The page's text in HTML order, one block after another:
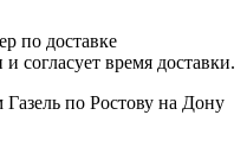
по доставке
согласует время доставки.
по Ростову на Дону